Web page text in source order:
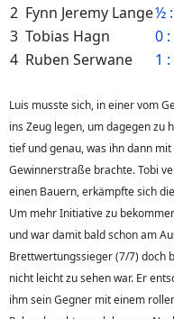
2 Fynn Jeremy Lange½
3 Tobias Hagn 0 :
4 Ruben Serwane 1
Luis musste sich, in einer vom
ins Zeug legen, um dagegen
tief und genau, was ihn dann
Gewinnerstraße brachte. Tobi
einen Bauern, erkämpfte sich
Um mehr Initiative zu
und war damit bald schon am
Brettwertungssieger (7/7) doch
nicht leicht zu sehen war. Er
ihm sein Gegner mit einem